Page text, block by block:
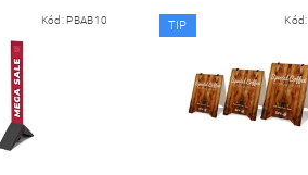
Kód: PBAB10 TIP